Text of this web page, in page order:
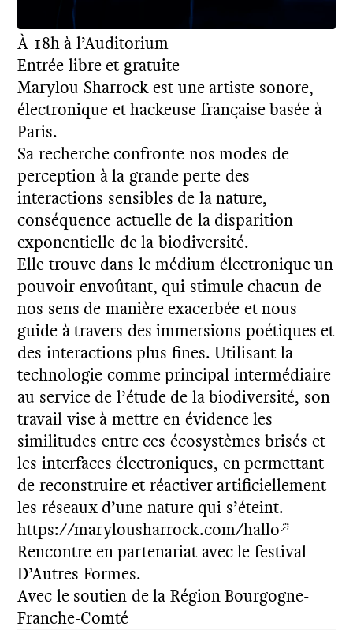
À 18h à l’Auditorium
Entrée libre et gratuite
Marylou Sharrock est une artiste sonore,
électronique et hackeuse française basée à
Paris.
Sa recherche confronte nos modes de
perception à la grande perte des
interactions sensibles de la nature,
conséquence actuelle de la disparition
exponentielle de la biodiversité.
Elle trouve dans le médium électronique un
pouvoir envoûtant, qui stimule chacun de
nos sens de manière exacerbée et nous
guide à travers des immersions poétiques et
des interactions plus fines. Utilisant la
technologie comme principal intermédiaire
au service de l’étude de la biodiversité, son
travail vise à mettre en évidence les
similitudes entre ces écosystèmes brisés et
les interfaces électroniques, en permettant
de reconstruire et réactiver artificiellement
les réseaux d’une nature qui s’éteint.
https://marylousharrock.com/hallo
Rencontre en partenariat avec le festival
D’Autres Formes.
Avec le soutien de la Région Bourgogne-
Franche-Comté